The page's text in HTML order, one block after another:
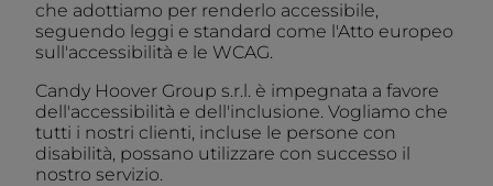
che adottiamo per renderlo accessibile,
seguendo leggi e standard come l'Atto europeo
sull'accessibilità e le WCAG.
Candy Hoover Group s.r.l. è impegnata a favore
dell'accessibilità e dell'inclusione. Vogliamo che
tutti i nostri clienti, incluse le persone con
disabilità, possano utilizzare con successo il
nostro servizio.